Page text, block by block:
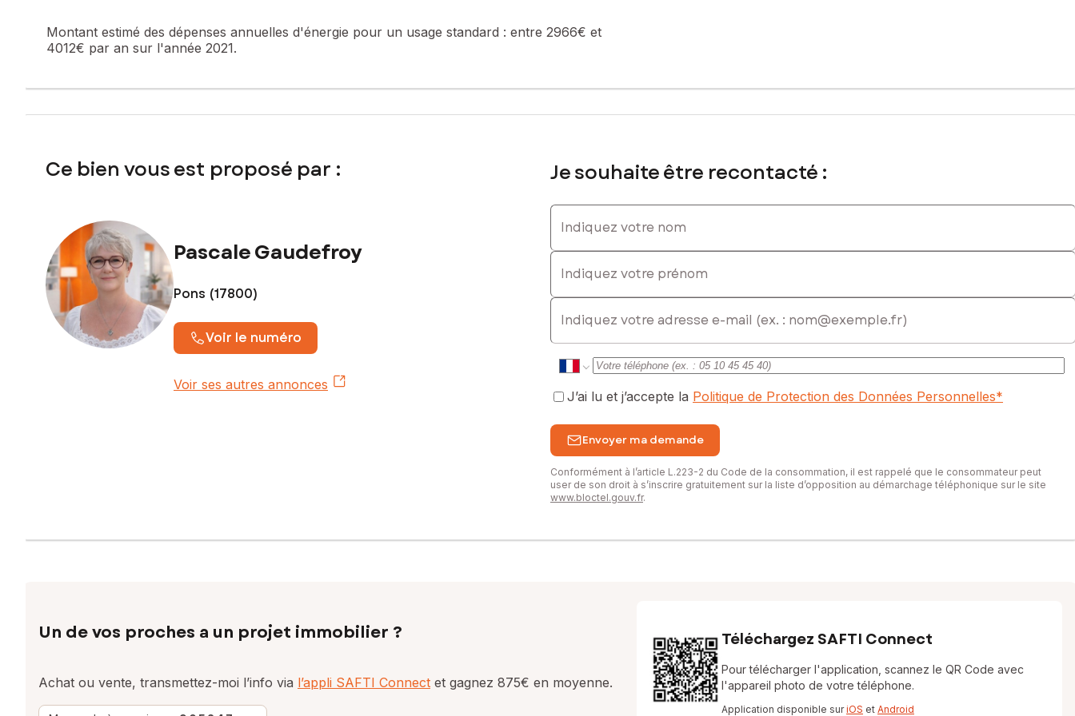
de petite capacité, la médiation animale, le maraîchage, ou encore toute activité nécessitant calme, espace et tranquillité.
préservé loin des nuisances du quotidien.
Quelques travaux de rafraîchissement permettront de révéler tout le potentiel de ce bien atypique et d'en faire un lieu de vie ou de travail unique, à votre image.
Laissez-vous séduire par cette propriété pleine de charme et de possibilités. Une visite s'impose pour en apprécier toute l'authenticité et le potentiel.
Je me tiens à votre disposition pour vous accompagner dans votre projet avec sérieux et professionnalisme.
Les informations sur les risques auxquels ce bien est exposé sont disponibles sur le site Géorisques : www.georisques.gouv.fr
Prix de vente : 274 500 €
Honoraires charge vendeur
Contactez votre conseiller SAFTI : Pascale Gaudefroy, Tél. : 07 88 03 12 15, E-mail : pascale.gaudefroy@safti.fr - EI - Agent commercial immatriculé au RSAC de Saintes sous le numéro 821 623
Montant estimé des dépenses annuelles d'énergie pour un usage standard : entre 2966€ et
4012€ par an sur l'année 2021.
Ce bien vous est proposé par :
Pascale Gaudefroy
Pons (17800)
Voir le numéro
Voir ses autres annonces
Je souhaite être recontacté :
Indiquez votre nom
Indiquez votre prénom
E-mail
J’ai lu et j’accepte la Politique de Protection des Données Personnelles*
Envoyer ma demande
Conformément à l’article L.223-2 du Code de la consommation, il est rappelé que le consommateur peut
user de son droit à s’inscrire gratuitement sur la liste d’opposition au démarchage téléphonique sur le site
www.bloctel.gouv.fr.
Un de vos proches a un projet immobilier ?
Achat ou vente, transmettez-moi l’info via l’appli SAFTI Connect et gagnez 875€ en moyenne.
Téléchargez SAFTI Connect
Pour télécharger l'application, scannez le QR Code avec
l'appareil photo de votre téléphone.
Application disponible suriOS et Android